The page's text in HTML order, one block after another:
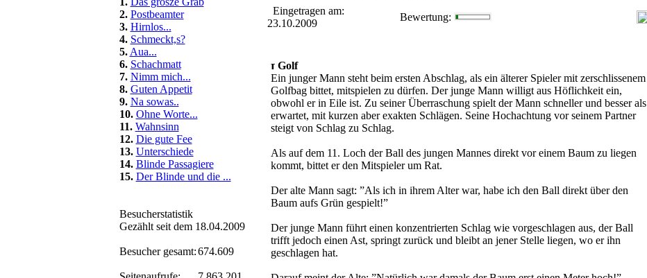
2. Postbeamter
3. Hirnlos...
4. Schmeckt,s?
5. Aua...
6. Schachmatt
7. Nimm mich...
8. Guten Appetit
9. Na sowas..
10. Ohne Worte...
11. Wahnsinn
12. Die gute Fee
13. Unterschiede
14. Blinde Passagiere
15. Der Blinde und die ...
Besucherstatistik
Gezählt seit dem 18.04.2009
Besucher gesamt:674.609
Eingetragen am:
23.10.2009
Bewertung:
Golf
Ein junger Mann steht beim ersten Abschlag, als ein älterer Spieler mit zerschlissenem
Golfbag bittet, mitspielen zu dürfen. Der junge Mann willigt aus Höflichkeit ein,
obwohl er in Eile ist. Zu seiner Überraschung spielt der Mann schneller und besser als
erwartet, mit kurzen aber exakten Schlägen. Seine Hochachtung vor seinem Partner
steigt von Schlag zu Schlag.
Als auf dem 11. Loch der Ball des jungen Mannes direkt vor einem Baum zu liegen
kommt, bittet er den Mitspieler um Rat.
Der alte Mann sagt: ”Als ich in ihrem Alter war, habe ich den Ball direkt über den
Baum aufs Grün gespielt!”
Der junge Mann führt einen konzentrierten Schlag wie vorgeschlagen aus, der Ball
trifft jedoch einen Ast, springt zurück und bleibt an jener Stelle liegen, wo er ihn
geschlagen hat.